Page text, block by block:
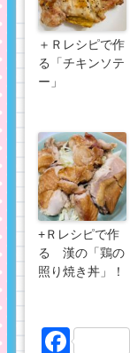
＋Ｒレシピで作
る「チキンソテ
ー」
+Ｒレシピで作
る 漢の「鶏の
照り焼き丼」！